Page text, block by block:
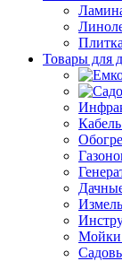
Плитка
Товары для
Мойки